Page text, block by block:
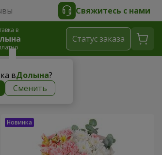
Свяжитесь с нами
в
вДолына?
Сменить
Cтатус заказа